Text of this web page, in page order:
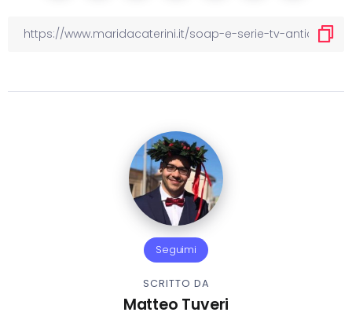
Seguimi
SCRITTO DA
Matteo Tuveri